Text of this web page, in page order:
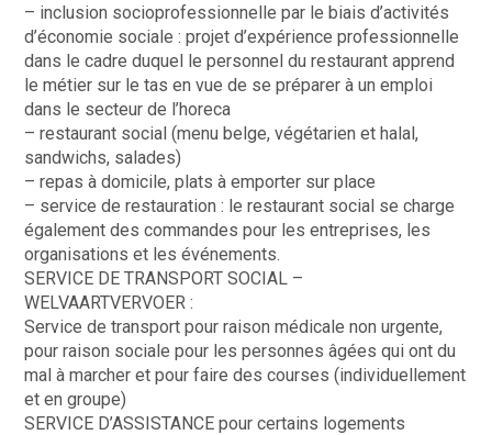
– inclusion socioprofessionnelle par le biais d’activités
d’économie sociale : projet d’expérience professionnelle
dans le cadre duquel le personnel du restaurant apprend
le métier sur le tas en vue de se préparer à un emploi
dans le secteur de l’horeca
– restaurant social (menu belge, végétarien et halal,
sandwichs, salades)
– repas à domicile, plats à emporter sur place
– service de restauration : le restaurant social se charge
également des commandes pour les entreprises, les
organisations et les événements.
SERVICE DE TRANSPORT SOCIAL –
WELVAARTVERVOER :
Service de transport pour raison médicale non urgente,
pour raison sociale pour les personnes âgées qui ont du
mal à marcher et pour faire des courses (individuellement
et en groupe)
SERVICE D’ASSISTANCE pour certains logements